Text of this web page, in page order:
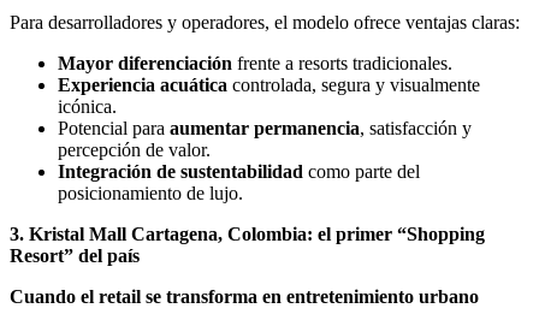
Para desarrolladores y operadores, el modelo ofrece ventajas claras:
Mayor diferenciación frente a resorts tradicionales.
Experiencia acuática controlada, segura y visualmente
icónica.
Potencial para aumentar permanencia, satisfacción y
percepción de valor.
Integración de sustentabilidad como parte del
posicionamiento de lujo.
3. Kristal Mall Cartagena, Colombia: el primer “Shopping
Resort” del país
Cuando el retail se transforma en entretenimiento urbano